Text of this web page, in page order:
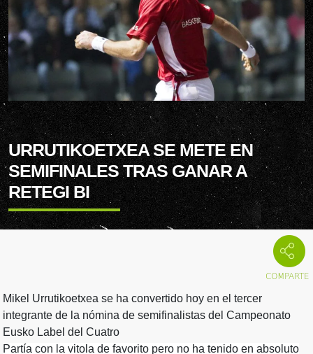
URRUTIKOETXEA SE METE EN
SEMIFINALES TRAS GANAR A
RETEGI BI
Mikel Urrutikoetxea se ha convertido hoy en el tercer
integrante de la nómina de semifinalistas del Campeonato
Eusko Label del Cuatro
Partía con la vitola de favorito pero no ha tenido en absoluto